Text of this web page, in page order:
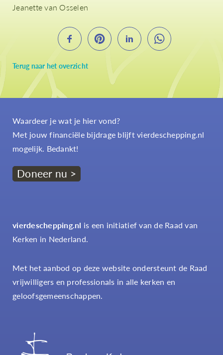
Terug naar het overzicht
Jeanette van Osselen
Waardeer je wat je hier vond?
Met jouw financiële bijdrage blijft vierdeschepping.nl
mogelijk. Bedankt!
Doneer nu >
vierdeschepping.nl is een initiatief van de Raad van
Kerken in Nederland.
Met het aanbod op deze website ondersteunt de Raad
vrijwilligers en professionals in alle kerken en
geloofsgemeenschappen.